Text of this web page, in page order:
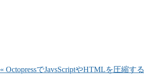
« OctopressでJavsScriptやHTMLを圧縮する